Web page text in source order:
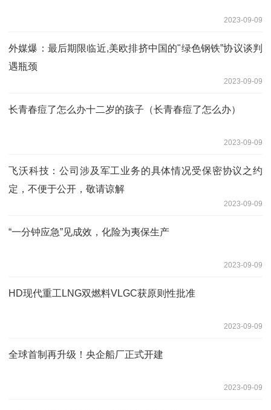
2023-09-09
外媒爆：最后期限临近,美欧排挤中国的"绿色钢铁”协议谈判
遇瓶颈
2023-09-09
长青春痘了怎么办十二岁的孩子（长青春痘了怎么办）
2023-09-09
飞沃科技：公司涉及军工业务的具体情况受保密协议之约
定，不便于公开，敬请谅解
2023-09-09
“一分钟应急”见成效，化险为夷保生产
2023-09-09
HD现代重工LNG双燃料VLGC获原则性批准
2023-09-09
全球首制再升级！央企船厂正式开建
2023-09-09